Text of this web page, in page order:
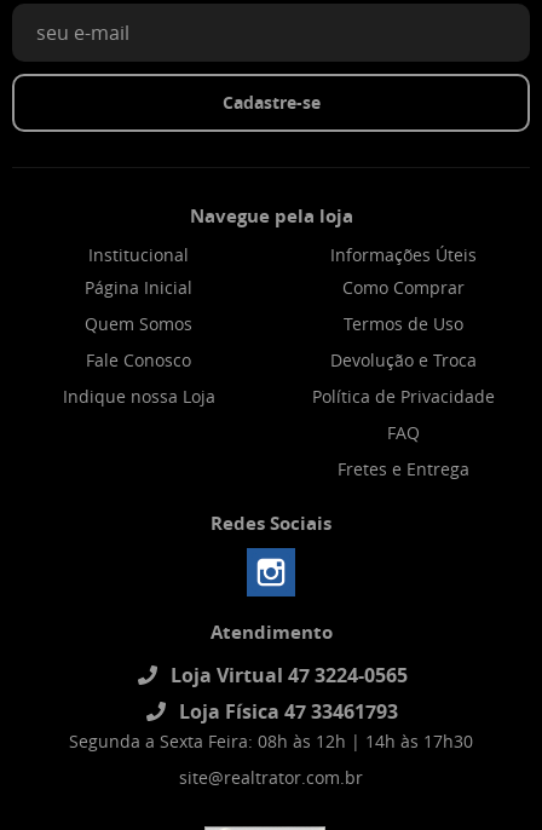
Cadastre-se
Navegue pela loja
Institucional
Página Inicial
Quem Somos
Fale Conosco
Indique nossa Loja
Informações Úteis
Como Comprar
Termos de Uso
Devolução e Troca
Política de Privacidade
FAQ
Fretes e Entrega
Redes Sociais
Atendimento
Loja Virtual 47 3224-0565
Loja Física 47 33461793
Segunda a Sexta Feira: 08h às 12h | 14h às 17h30
site@realtrator.com.br